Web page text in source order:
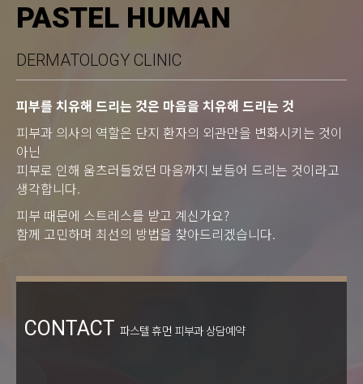
PASTEL HUMAN
DERMATOLOGY CLINIC
피부를 치유해 드리는 것은 마음을 치유해 드리는 것
피부과 의사의 역할은 단지 환자의 외관만을 변화시키는 것이
아닌
피부로 인해 움츠러들었던 마음까지 보듬어 드리는 것이라고
생각합니다.
피부 때문에 스트레스를 받고 계신가요?
함께 고민하며 최선의 방법을 찾아드리겠습니다.
CONTACT 파스텔 휴먼 피부과 상담예약